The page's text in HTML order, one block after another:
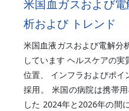
米国血ガスおよび
析および トレンド
米国血液ガスおよび電解分
しています ヘルスケアの
位置、 インフラおよびポイ
採用。 米国の病院は携帯
した 2024年と2026年の間に